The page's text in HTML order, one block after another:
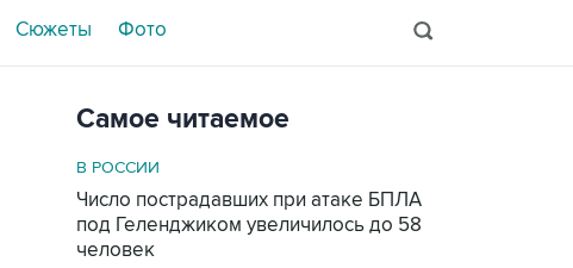
Сюжеты Фото
Самое читаемое
В РОССИИ
Число пострадавших при атаке БПЛА
под Геленджиком увеличилось до 58
человек